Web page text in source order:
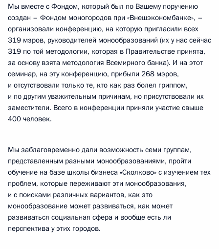
Мы вместе с Фондом, который был по Вашему поручению
создан – Фондом моногородов при «Внешэкономбанке», –
организовали конференцию, на которую пригласили всех
319 мэров, руководителей монообразований (их у нас сейчас
319 по той методологии, которая в Правительстве принята,
за основу взята методология Всемирного банка). И на этот
семинар, на эту конференцию, прибыли 268 мэров,
и отсутствовали только те, кто как раз болел гриппом,
и по другим уважительным причинам, но присутствовали их
заместители. Всего в конференции приняли участие свыше
400 человек.
Мы заблаговременно дали возможность семи группам,
представленным разными монообразованиями, пройти
обучение на базе школы бизнеса «Сколково» с изучением тех
проблем, которые переживают эти монообразования,
и с поисками различных вариантов, как это
монообразование может развиваться, как может
развиваться социальная сфера и вообще есть ли
перспектива у этих городов.